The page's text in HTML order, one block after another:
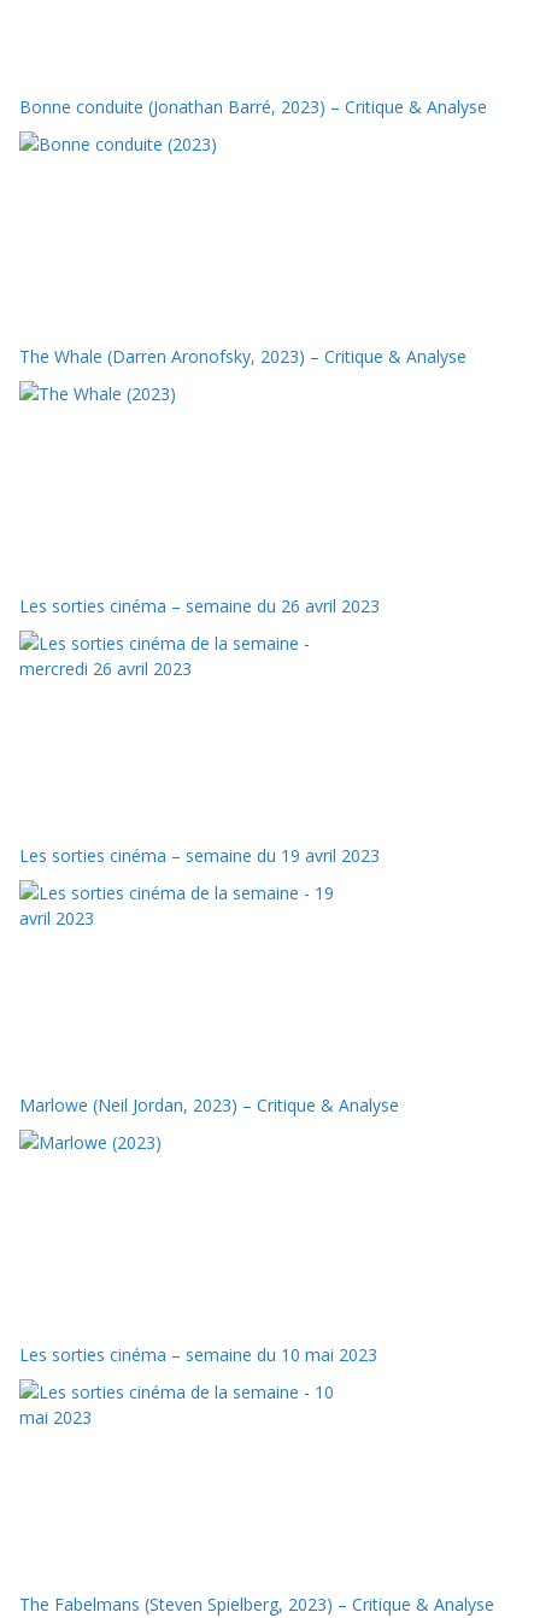
Bonne conduite (Jonathan Barré, 2023) – Critique & Analyse
The Whale (Darren Aronofsky, 2023) – Critique & Analyse
Les sorties cinéma – semaine du 26 avril 2023
Les sorties cinéma – semaine du 19 avril 2023
Marlowe (Neil Jordan, 2023) – Critique & Analyse
Les sorties cinéma – semaine du 10 mai 2023
The Fabelmans (Steven Spielberg, 2023) – Critique & Analyse